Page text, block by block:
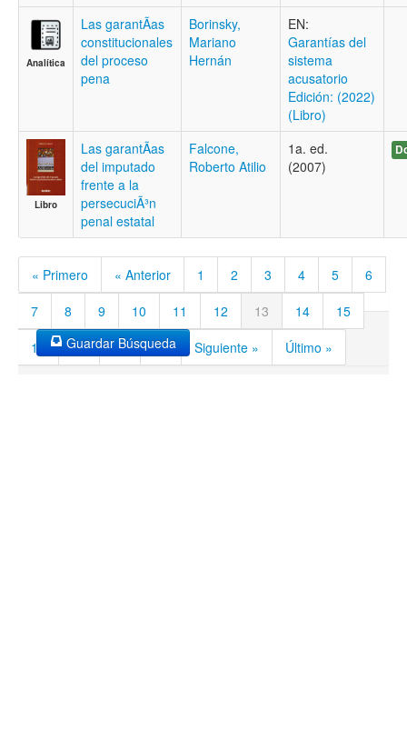
Analítica
Las garantÃ­as
constitucionales
del proceso
pena
Borinsky,
Mariano
Hernán
EN:
Garantías del
sistema
acusatorio
Edición: (2022)
(Libro)
Libro
Las garantÃ­as
del imputado
frente a la
persecuciÃ³n
penal estatal
Falcone,
Roberto Atilio
1a. ed.
(2007)
« Primero « Anterior 1 2 3 4 5
6
7
8 9 10 11 12 13 14
15
16
17 18 19 Siguiente » Último »
Guardar Búsqueda